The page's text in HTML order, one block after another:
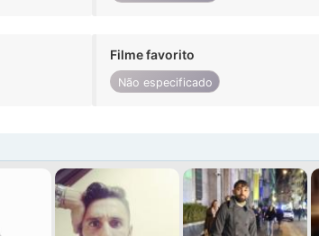
Filme favorito
Não especificado